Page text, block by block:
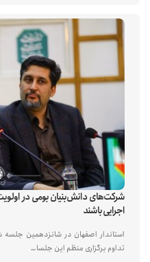
شرکت‌های دانش‌بنیان بومی در اولویت
اجرایی باشند
استاندار اصفهان در شانزدهمین جلسه
تداوم برگزاری منظم این جلسا…